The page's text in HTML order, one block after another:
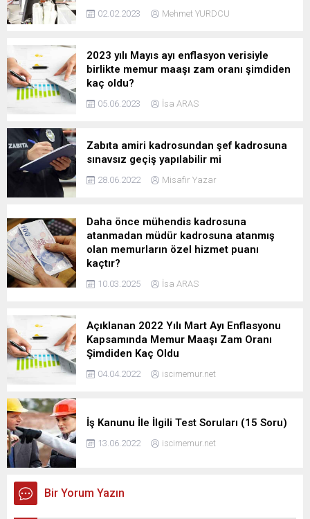
02.02.2023 Mehmet YURDCU
2023 yılı Mayıs ayı enflasyon verisiyle
birlikte memur maaşı zam oranı şimdiden
kaç oldu?
05.06.2023 İsa ARAS
Zabıta amiri kadrosundan şef kadrosuna
sınavsız geçiş yapılabilir mi
28.06.2022 Misafir Yazar
Daha önce mühendis kadrosuna
atanmadan müdür kadrosuna atanmış
olan memurların özel hizmet puanı
kaçtır?
10.03.2025 İsa ARAS
Açıklanan 2022 Yılı Mart Ayı Enflasyonu
Kapsamında Memur Maaşı Zam Oranı
Şimdiden Kaç Oldu
04.04.2022 iscimemur.net
İş Kanunu İle İlgili Test Soruları (15 Soru)
13.06.2022 iscimemur.net
Bir Yorum Yazın